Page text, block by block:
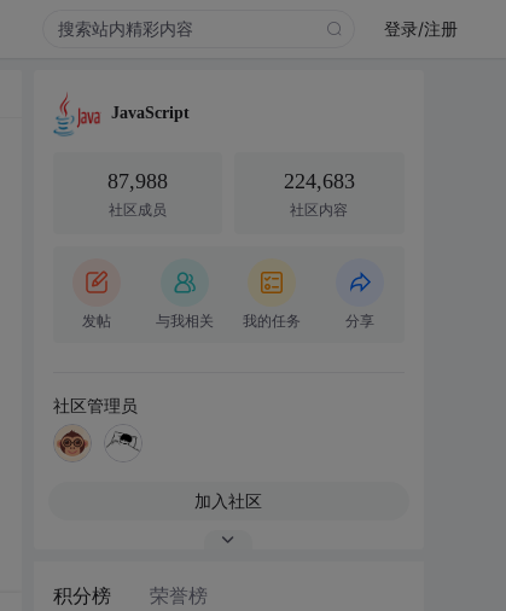
登录/注册
JavaScript
87,988
社区成员
224,683
社区内容
发帖 与我相关 我的任务 分享
社区管理员
加入社区
积分榜 荣誉榜